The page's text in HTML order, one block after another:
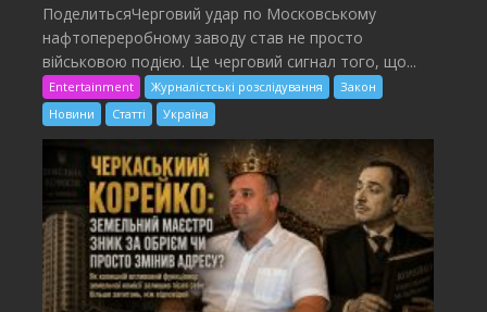
ПоделитьсяЧерговий удар по Московському
нафтопереробному заводу став не просто
військовою подією. Це черговий сигнал того, що...
Entertainment Журналістські розслідування
Закон
Новини
Статті Україна